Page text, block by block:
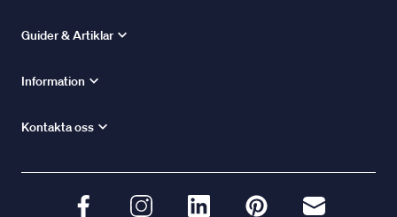
Guider & Artiklar
Information
Kontakta oss